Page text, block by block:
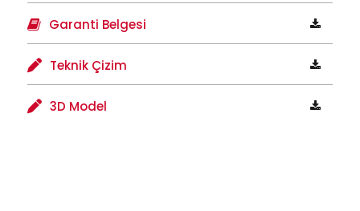
Garanti Belgesi
Teknik Çizim
3D Model